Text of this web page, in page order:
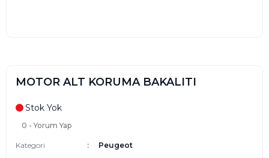
MOTOR ALT KORUMA BAKALITI
Stok Yok
0 - Yorum Yap
Kategori
Peugeot